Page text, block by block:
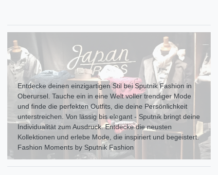
Entdecke deinen einzigartigen Stil bei Sputnik Fashion in
Oberursel. Tauche ein in eine Welt voller trendiger Mode
und finde die perfekten Outfits, die deine Persönlichkeit
unterstreichen. Von lässig bis elegant - Sputnik bringt deine
Individualität zum Ausdr uck. Entdecke die neusten
Kollektionen und erlebe Mode, die inspiriert und begeistert.
Fashion Moments by Sputnik Fashion